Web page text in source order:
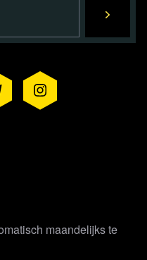
maandelijks te